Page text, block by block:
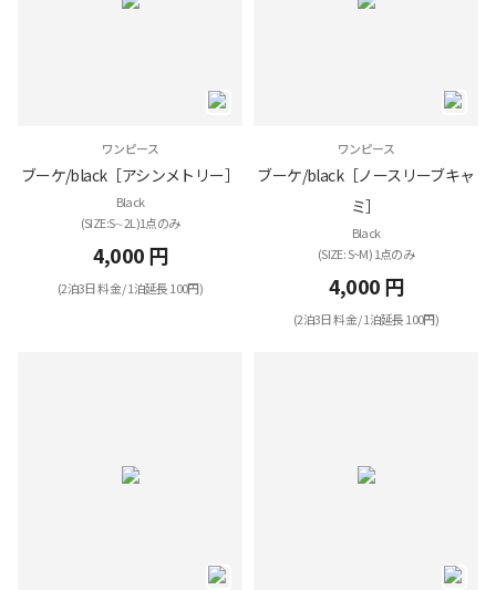
ワンピース
ブーケ/black［アシンメトリー］
Black
(SIZE:S∼2L)1点のみ
4,000 円
(2泊3日 料金 / 1泊延長 100円)
ワンピース
ブーケ/black［ノースリーブキャ
ミ］
Black
(SIZE: S~M) 1点のみ
4,000 円
(2泊3日 料金 / 1泊延長 100円)